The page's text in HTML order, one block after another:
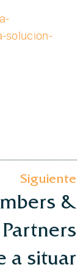
solucion-
Siguiente
&
Partners
a situar